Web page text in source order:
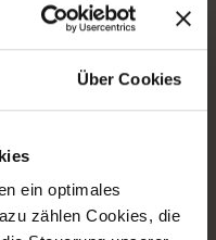
Über Cookies
ein optimales
zählen Cookies, die
GB SSD
DDR4
P620
GDDR5